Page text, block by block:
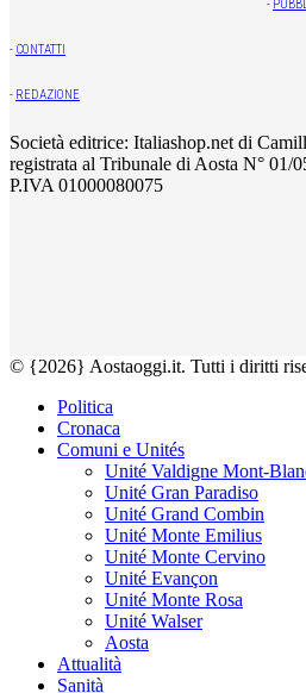
-
- CONTATTI
- REDAZIONE
Società editrice: Italiashop.net di
registrata al Tribunale di Aosta N° 01/
P.IVA 01000080075
© {2026} Aostaoggi.it. Tutti i diritti
Politica
Cronaca
Comuni e Unités
Unité Valdigne Mont-
Unité Gran Paradiso
Unité Grand Combin
Unité Monte Emilius
Unité Monte Cervino
Unité Evançon
Unité Monte Rosa
Unité Walser
Aosta
Attualità
Sanità